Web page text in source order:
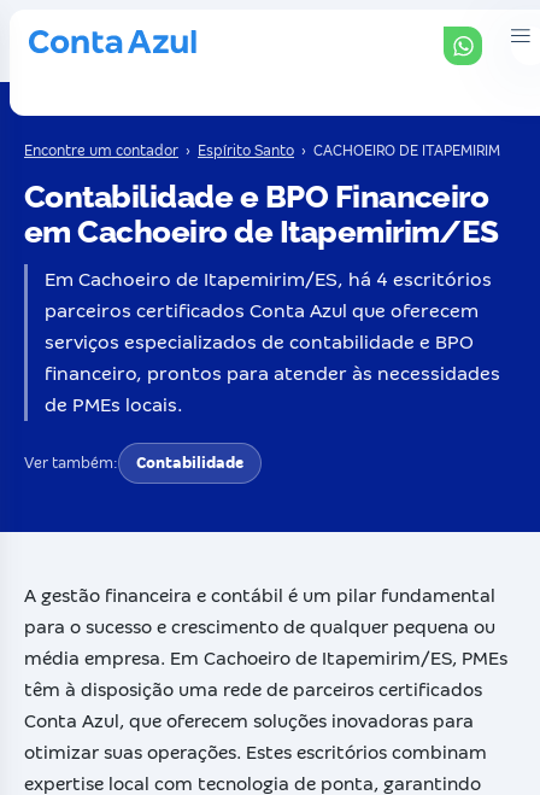
Encontre um contador › Espírito Santo › CACHOEIRO DE ITAPEMIRIM
Contabilidade e BPO Financeiro
em Cachoeiro de Itapemirim/ES
Em Cachoeiro de Itapemirim/ES, há 4 escritórios
parceiros certificados Conta Azul que oferecem
serviços especializados de contabilidade e BPO
financeiro, prontos para atender às necessidades
de PMEs locais.
Ver também: Contabilidade
A gestão financeira e contábil é um pilar fundamental
para o sucesso e crescimento de qualquer pequena ou
média empresa. Em Cachoeiro de Itapemirim/ES, PMEs
têm à disposição uma rede de parceiros certificados
Conta Azul, que oferecem soluções inovadoras para
otimizar suas operações. Estes escritórios combinam
expertise local com tecnologia de ponta, garantindo